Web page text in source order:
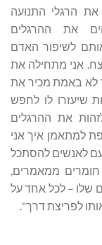
הרגלי התנועה
את ההרגלים
לשיפור האדם
אני מתחילה את
לא באמת מכיר את
שיעזרו לו לחפש
את ההרגלים
למתאמן איך אני
לאנשים להסתכל
ממאמרים,
שלו – לכל אחד על
לפריצת דרך".